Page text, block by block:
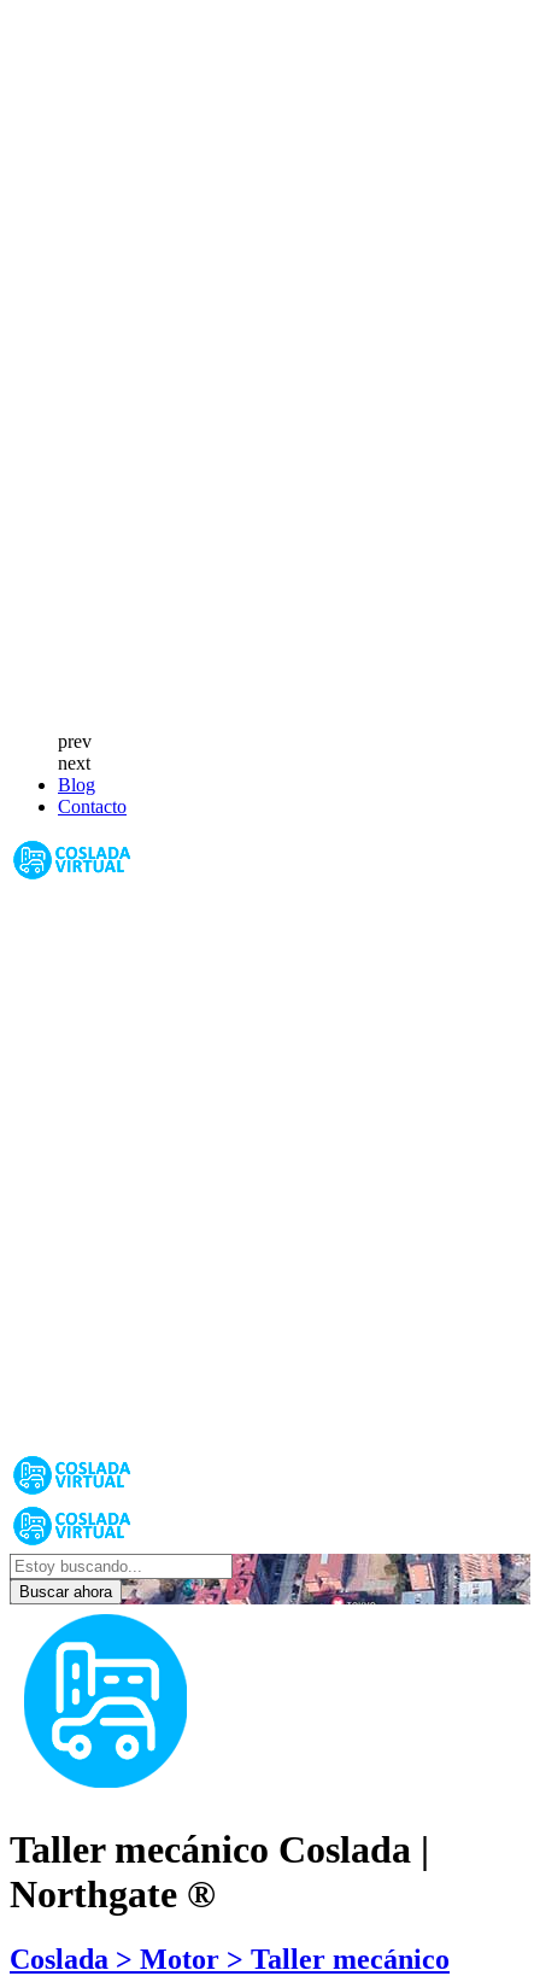
prev
next
Blog
Contacto
Buscar ahora
Taller mecánico Coslada |
Northgate ®
Coslada > Motor > Taller mecánico